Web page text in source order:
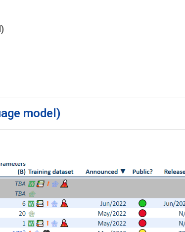
model)